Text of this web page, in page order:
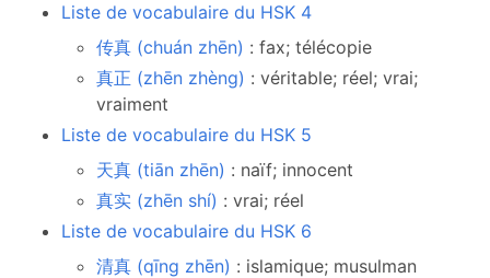
Liste de vocabulaire du HSK 4
传真 (chuán zhēn) : fax; télécopie
真正 (zhēn zhèng) : véritable; réel; vrai;
vraiment
Liste de vocabulaire du HSK 5
天真 (tiān zhēn) : naïf; innocent
真实 (zhēn shí) : vrai; réel
Liste de vocabulaire du HSK 6
清真 (qīng zhēn) : islamique; musulman